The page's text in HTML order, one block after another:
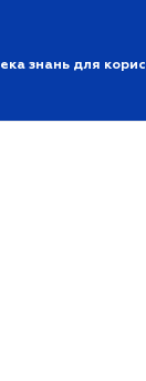
знань для